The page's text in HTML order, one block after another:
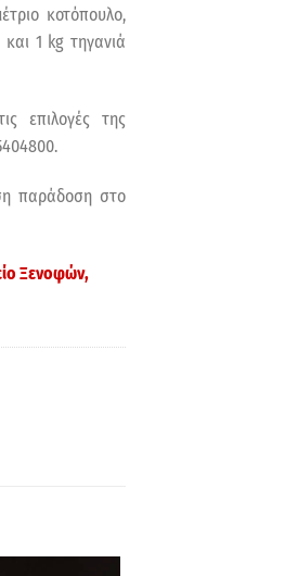
κοτόπουλο,
1 kg τηγανιά
επιλογές της
παράδοση στο
Ξενοφών,